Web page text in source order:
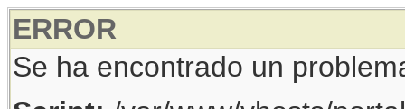
ERROR
Se ha encontrado un